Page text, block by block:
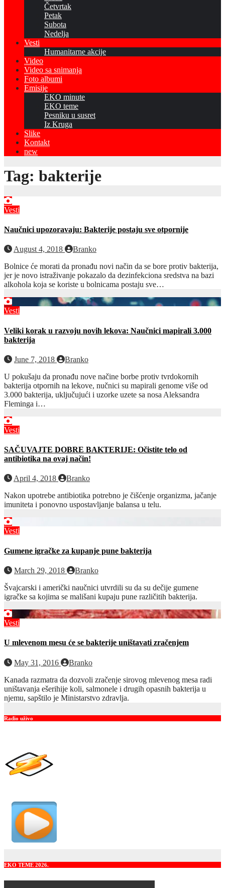
Četvrtak
Petak
Subota
Nedelja
Vesti
Humanitarne akcije
Video
Video sa snimanja
Foto albumi
Emisije
EKO minute
EKO teme
Pesniku u susret
Iz Kruga
Slike
Kontakt
new
Tag: bakterije
Vesti
Naučnici upozoravaju: Bakterije postaju sve otpornije
August 4, 2018
Branko
Bolnice će morati da pronađu novi način da se bore protiv bakterija,
jer je novo istraživanje pokazalo da dezinfekciona sredstva na bazi
alkohola koja se koriste u bolnicama postaju sve…
Vesti
Veliki korak u razvoju novih lekova: Naučnici mapirali 3.000
bakterija
June 7, 2018
Branko
U pokušaju da pronađu nove načine borbe protiv tvrdokornih
bakterija otpornih na lekove, nučnici su mapirali genome više od
3.000 bakterija, uključujući i uzorke uzete sa nosa Aleksandra
Fleminga i…
Vesti
SAČUVAJTE DOBRE BAKTERIJE: Očistite telo od
antibiotika na ovaj način!
April 4, 2018
Branko
Nakon upotrebe antibiotika potrebno je čišćenje organizma, jačanje
imuniteta i ponovno uspostavljanje balansa u telu.
Vesti
Gumene igračke za kupanje pune bakterija
March 29, 2018
Branko
Švajcarski i američki naučnici utvrdili su da su dečije gumene
igračke sa kojima se mališani kupaju pune različitih bakterija.
Vesti
U mlevenom mesu će se bakterije uništavati zračenjem
May 31, 2016
Branko
Kanada razmatra da dozvoli zračenje sirovog mlevenog mesa radi
uništavanja ešerihije koli, salmonele i drugih opasnih bakterija u
njemu, sapštilo je Ministarstvo zdravlja.
Radio uživo
EKO TEME 2026.